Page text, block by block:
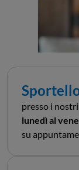
presso i
lunedì al
su